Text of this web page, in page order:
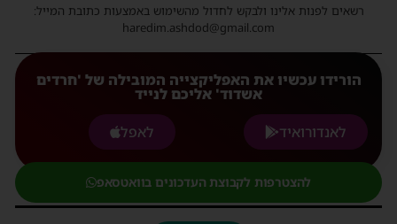
רשאים לפנות אלינו ולבקש לחדול מהשימוש באמצעות כתובת המייל:
haredim.ashdod@gmail.com
הורידו עכשיו את האפליקצייה המובילה של 'חרדים
אשדוד' אליכם לנייד
לאנדורואיד
לאפל
להצטרפות לקבוצת העדכונים בוואטסאפ